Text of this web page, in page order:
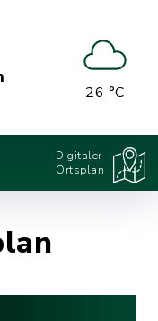
26 °C
Digitaler
Ortsplan